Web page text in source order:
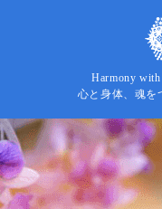
Harmony
心と身体、魂を